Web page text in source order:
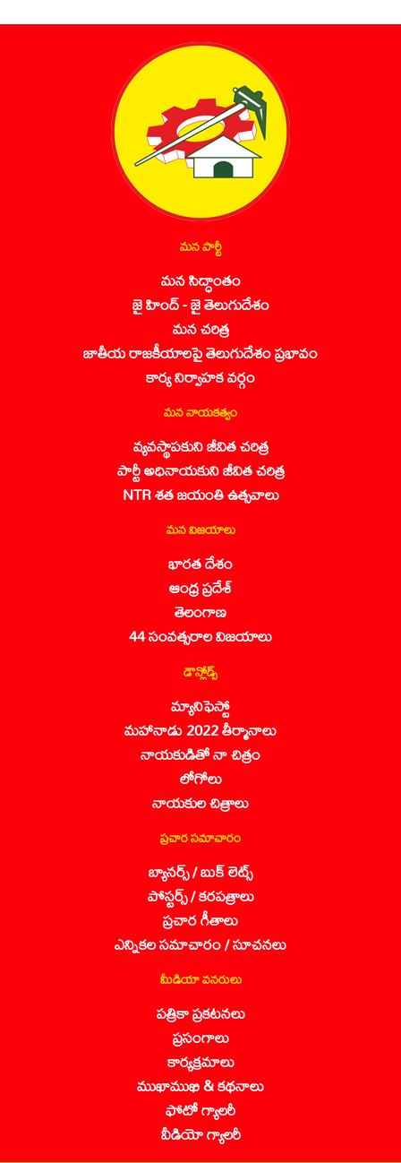
మన పార్టీ
మన సిద్ధాంతం
జై హింద్ - జై తెలుగుదేశం
మన చరిత్ర
జాతీయ రాజకీయాలపై తెలుగుదేశం ప్రభావం
కార్య నిర్వాహక వర్గం
మన నాయకత్వం
వ్యవస్థాపకుని జీవిత చరిత్ర
పార్టీ అధినాయకుని జీవిత చరిత్ర
NTR శత జయంతి ఉత్సవాలు
మన విజయాలు
భారత దేశం
ఆంధ్ర ప్రదేశ్
తెలంగాణ
44 సంవత్సరాల విజయాలు
డౌన్లోడ్స్
మ్యానిఫెస్టో
మహానాడు 2022 తీర్మానాలు
నాయకుడితో నా చిత్రం
లోగోలు
నాయకుల చిత్రాలు
ప్రచార సమాచారం
బ్యానర్స్ / బుక్ లెట్స్
పోస్టర్స్ / కరపత్రాలు
ప్రచార గీతాలు
ఎన్నికల సమాచారం / సూచనలు
మీడియా వనరులు
పత్రికా ప్రకటనలు
ప్రసంగాలు
కార్యక్రమాలు
ముఖాముఖి & కథనాలు
ఫోటో గ్యాలరీ
వీడియో గ్యాలరీ